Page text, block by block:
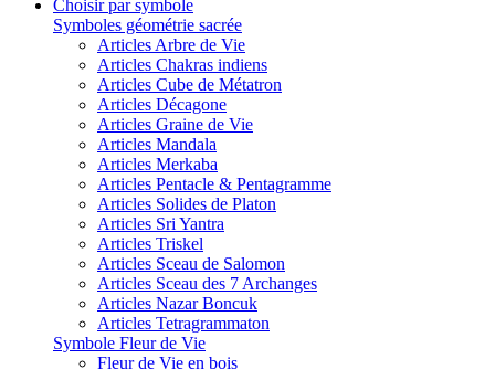
Choisir par symbole
Symboles géométrie sacrée
Articles Arbre de Vie
Articles Chakras indiens
Articles Cube de Métatron
Articles Décagone
Articles Graine de Vie
Articles Mandala
Articles Merkaba
Articles Pentacle & Pentagramme
Articles Solides de Platon
Articles Sri Yantra
Articles Triskel
Articles Sceau de Salomon
Articles Sceau des 7 Archanges
Articles Nazar Boncuk
Articles Tetragrammaton
Symbole Fleur de Vie
Fleur de Vie en bois